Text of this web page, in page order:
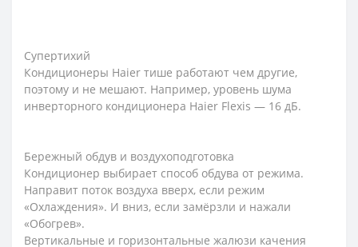
Супертихий
Кондиционеры Haier тише работают чем другие,
поэтому и не мешают. Например, уровень шума
инверторного кондиционера Haier Flexis — 16 дБ.
Бережный обдув и воздухоподготовка
Кондиционер выбирает способ обдува от режима.
Направит поток воздуха вверх, если режим
«Охлаждения». И вниз, если замёрзли и нажали
«Обогрев».
Вертикальные и горизонтальные жалюзи качения